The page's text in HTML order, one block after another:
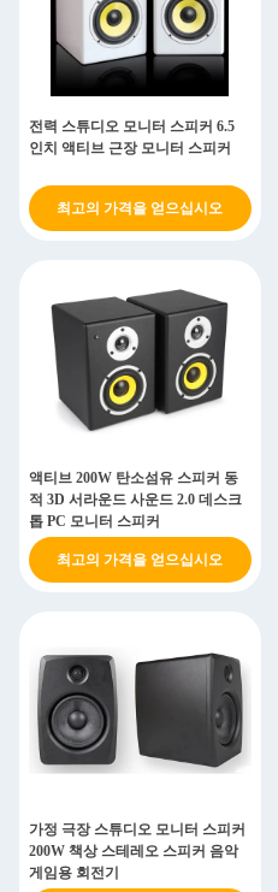
전력 스튜디오 모니터 스피커 6.5
인치 액티브 근장 모니터 스피커
최고의 가격을 얻으십시오
액티브 200W 탄소섬유 스피커 동
적 3D 서라운드 사운드 2.0 데스크
톱 PC 모니터 스피커
최고의 가격을 얻으십시오
가정 극장 스튜디오 모니터 스피커
200W 책상 스테레오 스피커 음악
게임용 회전기